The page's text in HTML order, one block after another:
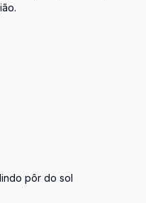
pôr do sol